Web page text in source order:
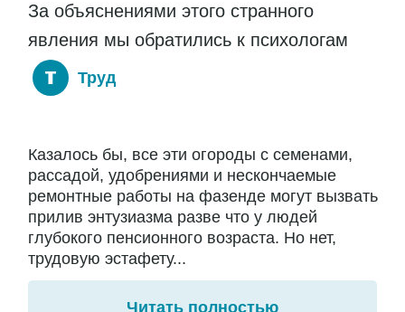
За объяснениями этого странного
явления мы обратились к психологам
Труд
Казалось бы, все эти огороды с семенами,
рассадой, удобрениями и нескончаемые
ремонтные работы на фазенде могут вызвать
прилив энтузиазма разве что у людей
глубокого пенсионного возраста. Но нет,
трудовую эстафету...
Читать полностью